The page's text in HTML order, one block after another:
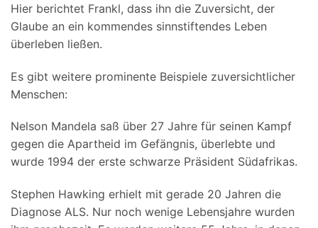
Hier berichtet Frankl, dass ihn die Zuversicht, der
Glaube an ein kommendes sinnstiftendes Leben
überleben ließen.
Es gibt weitere prominente Beispiele zuversichtlicher
Menschen:
Nelson Mandela saß über 27 Jahre für seinen Kampf
gegen die Apartheid im Gefängnis, überlebte und
wurde 1994 der erste schwarze Präsident Südafrikas.
Stephen Hawking erhielt mit gerade 20 Jahren die
Diagnose ALS. Nur noch wenige Lebensjahre wurden